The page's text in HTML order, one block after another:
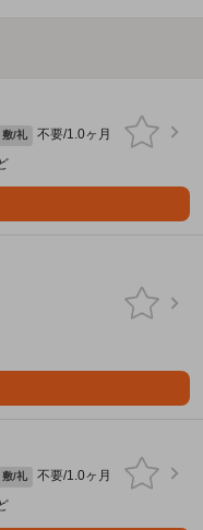
敷/礼
不要/1.0ヶ月
敷/礼
不要/1.0ヶ月